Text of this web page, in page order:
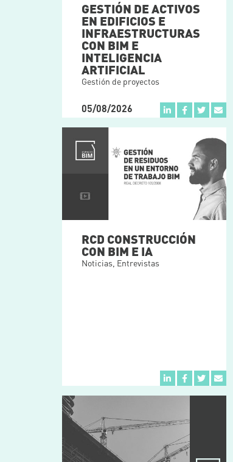
GESTIÓN DE ACTIVOS
EN EDIFICIOS E
INFRAESTRUCTURAS
CON BIM E
INTELIGENCIA
ARTIFICIAL
Gestión de proyectos
05/08/2026
RCD CONSTRUCCIÓN
CON BIM E IA
Noticias Entrevistas